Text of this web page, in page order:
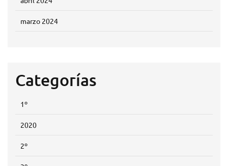
marzo 2024
Categorías
1º
2020
2º